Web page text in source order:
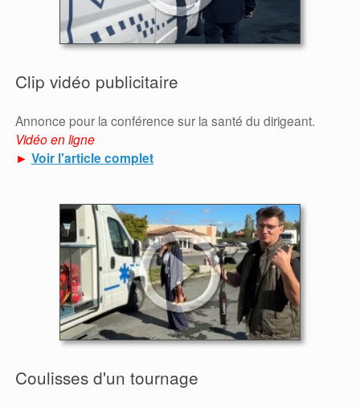
Clip vidéo publicitaire
Annonce pour la conférence sur la santé du dirigeant.
Vidéo en ligne
► Voir l'article complet
Coulisses d'un tournage